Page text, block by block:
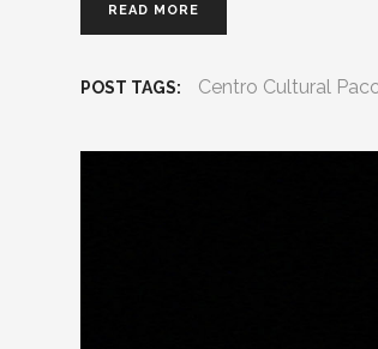
READ MORE
POST TAGS: Centro Cultural